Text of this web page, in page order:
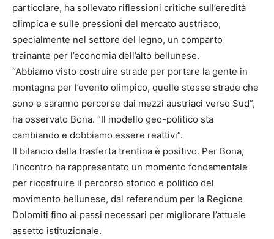
particolare, ha sollevato riflessioni critiche sull’eredità
olimpica e sulle pressioni del mercato austriaco,
specialmente nel settore del legno, un comparto
trainante per l’economia dell’alto bellunese.
“Abbiamo visto costruire strade per portare la gente in
montagna per l’evento olimpico, quelle stesse strade che
sono e saranno percorse dai mezzi austriaci verso Sud”,
ha osservato Bona. “Il modello geo-politico sta
cambiando e dobbiamo essere reattivi”.
Il bilancio della trasferta trentina è positivo. Per Bona,
l’incontro ha rappresentato un momento fondamentale
per ricostruire il percorso storico e politico del
movimento bellunese, dal referendum per la Regione
Dolomiti fino ai passi necessari per migliorare l’attuale
assetto istituzionale.